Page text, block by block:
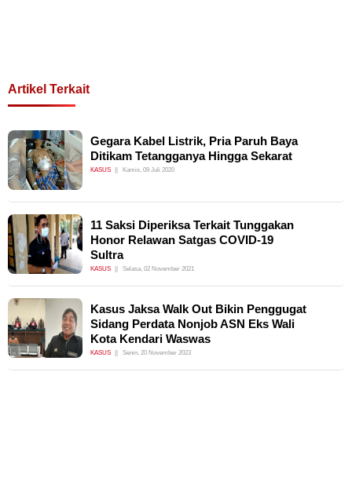
Artikel Terkait
Gegara Kabel Listrik, Pria Paruh Baya
Ditikam Tetangganya Hingga Sekarat
KASUS Kamis, 09 Juli 2020
11 Saksi Diperiksa Terkait Tunggakan
Honor Relawan Satgas COVID-19
Sultra
KASUS Selasa, 02 November 2021
Kasus Jaksa Walk Out Bikin Penggugat
Sidang Perdata Nonjob ASN Eks Wali
Kota Kendari Waswas
KASUS Senin, 20 November 2023